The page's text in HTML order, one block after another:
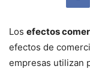
Los efectos
efectos de
empresas utilizan